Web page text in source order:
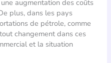
augmentation des coûts
plus, dans les pays
de pétrole, comme
changement dans ces
et la situation